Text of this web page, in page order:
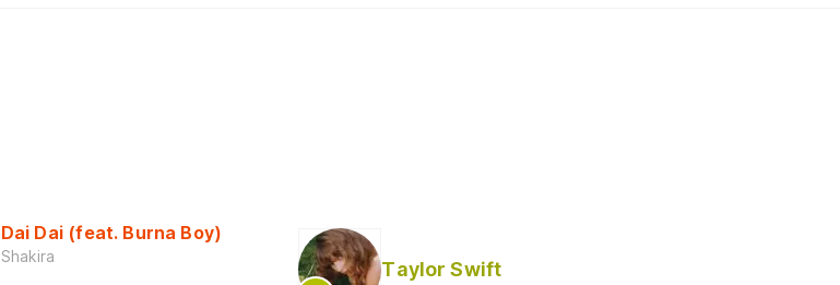
Dai Dai (feat. Burna Boy)
Shakira
Taylor Swift